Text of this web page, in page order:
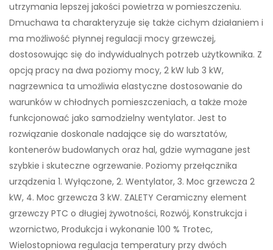
utrzymania lepszej jakości powietrza w pomieszczeniu.
Dmuchawa ta charakteryzuje się także cichym działaniem i
ma możliwość płynnej regulacji mocy grzewczej,
dostosowując się do indywidualnych potrzeb użytkownika. Z
opcją pracy na dwa poziomy mocy, 2 kW lub 3 kW,
nagrzewnica ta umożliwia elastyczne dostosowanie do
warunków w chłodnych pomieszczeniach, a także może
funkcjonować jako samodzielny wentylator. Jest to
rozwiązanie doskonale nadające się do warsztatów,
kontenerów budowlanych oraz hal, gdzie wymagane jest
szybkie i skuteczne ogrzewanie. Poziomy przełącznika
urządzenia 1. Wyłączone, 2. Wentylator, 3. Moc grzewcza 2
kW, 4. Moc grzewcza 3 kW. ZALETY Ceramiczny element
grzewczy PTC o długiej żywotności, Rozwój, Konstrukcja i
wzornictwo, Produkcja i wykonanie 100 % Trotec,
Wielostopniowa regulacja temperatury przy dwóch